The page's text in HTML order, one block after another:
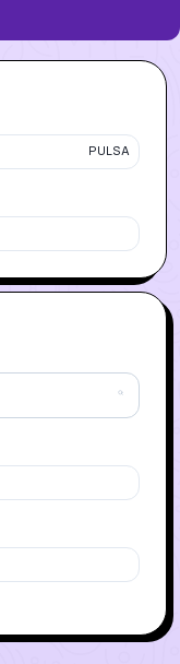
PULSA